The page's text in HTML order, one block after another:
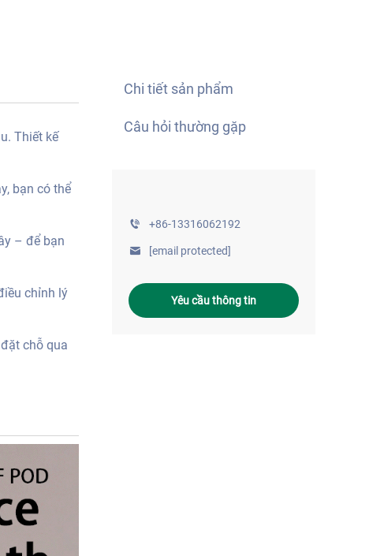
Chi tiết sản phẩm
Câu hỏi thường gặp
+86-13316062192
[email protected]
Yêu cầu thông tin
Thiết kế
bạn có thể
– để bạn
chỉnh lý
chỗ qua